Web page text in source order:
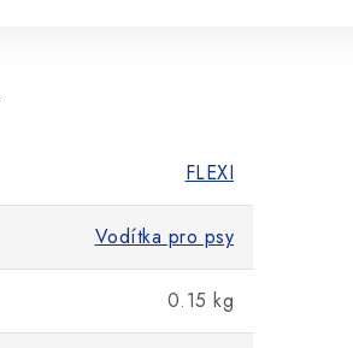
FLEXI
Vodítka pro psy
0.15 kg